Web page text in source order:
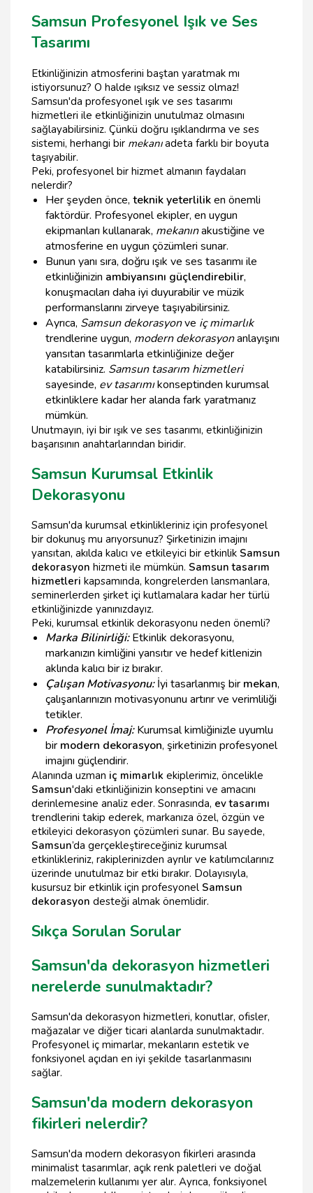
Samsun Profesyonel Işık ve Ses
Tasarımı
Etkinliğinizin atmosferini baştan yaratmak mı
istiyorsunuz? O halde ışıksız ve sessiz olmaz!
Samsun'da profesyonel ışık ve ses tasarımı
hizmetleri ile etkinliğinizin unutulmaz olmasını
sağlayabilirsiniz. Çünkü doğru ışıklandırma ve ses
sistemi, herhangi bir mekanıadeta farklı bir boyuta
taşıyabilir.
Peki, profesyonel bir hizmet almanın faydaları
nelerdir?
Her şeyden önce, teknik yeterliliken önemli
faktördür. Profesyonel ekipler, en uygun
ekipmanları kullanarak, mekanınakustiğine ve
atmosferine en uygun çözümleri sunar.
Bunun yanı sıra, doğru ışık ve ses tasarımı ile
etkinliğinizin ambiyansını güçlendirebilir,
konuşmacıları daha iyi duyurabilir ve müzik
performanslarını zirveye taşıyabilirsiniz.
Ayrıca, Samsun dekorasyonve iç mimarlık
trendlerine uygun, modern dekorasyonanlayışını
yansıtan tasarımlarla etkinliğinize değer
katabilirsiniz. Samsun tasarım hizmetleri
sayesinde, ev tasarımıkonseptinden kurumsal
etkinliklere kadar her alanda fark yaratmanız
mümkün.
Unutmayın, iyi bir ışık ve ses tasarımı, etkinliğinizin
başarısının anahtarlarından biridir.
Samsun Kurumsal Etkinlik
Dekorasyonu
Samsun'da kurumsal etkinlikleriniz için profesyonel
bir dokunuş mu arıyorsunuz? Şirketinizin imajını
yansıtan, akılda kalıcı ve etkileyici bir etkinlik Samsun
dekorasyon hizmeti ile mümkün. Samsun tasarım
hizmetleri kapsamında, kongrelerden lansmanlara,
seminerlerden şirket içi kutlamalara kadar her türlü
etkinliğinizde yanınızdayız.
Peki, kurumsal etkinlik dekorasyonu neden önemli?
Marka Bilinirliği:Etkinlik dekorasyonu,
markanızın kimliğini yansıtır ve hedef kitlenizin
aklında kalıcı bir iz bırakır.
Çalışan Motivasyonu:İyi tasarlanmış bir mekan,
çalışanlarınızın motivasyonunu artırır ve verimliliği
tetikler.
Profesyonel İmaj:Kurumsal kimliğinizle uyumlu
bir modern dekorasyon, şirketinizin profesyonel
imajını güçlendirir.
Alanında uzman iç mimarlık ekiplerimiz, öncelikle
Samsun'daki etkinliğinizin konseptini ve amacını
derinlemesine analiz eder. Sonrasında, ev tasarımı
trendlerini takip ederek, markanıza özel, özgün ve
etkileyici dekorasyon çözümleri sunar. Bu sayede,
Samsun’da gerçekleştireceğiniz kurumsal
etkinlikleriniz, rakiplerinizden ayrılır ve katılımcılarınız
üzerinde unutulmaz bir etki bırakır. Dolayısıyla,
kusursuz bir etkinlik için profesyonel Samsun
dekorasyon desteği almak önemlidir.
Sıkça Sorulan Sorular
Samsun'da dekorasyon hizmetleri
nerelerde sunulmaktadır?
Samsun'da dekorasyon hizmetleri, konutlar, ofisler,
mağazalar ve diğer ticari alanlarda sunulmaktadır.
Profesyonel iç mimarlar, mekanların estetik ve
fonksiyonel açıdan en iyi şekilde tasarlanmasını
sağlar.
Samsun'da modern dekorasyon
fikirleri nelerdir?
Samsun'da modern dekorasyon fikirleri arasında
minimalist tasarımlar, açık renk paletleri ve doğal
malzemelerin kullanımı yer alır. Ayrıca, fonksiyonel